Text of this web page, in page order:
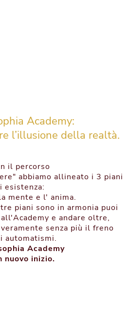
Academy:
l’illusione della realtà.
il percorso
" abbiamo allineato i 3 piani
esistenza:
mente e l' anima.
piani sono in armonia puoi
e andare oltre,
senza più il freno
automatismi.
Academy
nuovo inizio.